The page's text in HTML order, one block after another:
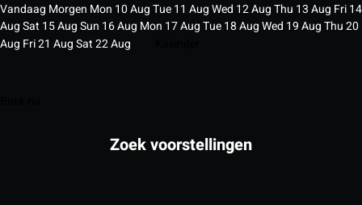
Vandaag Morgen Mon 10AugTue11 AugWed 12AugThu 13Aug Fri14
AugSat 15AugSun 16Aug Mon 17AugTue18AugWed 19AugThu20
Aug Fri21 AugSat22Aug
Zoek voorstellingen